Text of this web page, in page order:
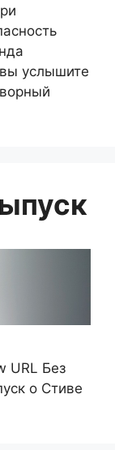
вы услышите
URL Без
о Стиве